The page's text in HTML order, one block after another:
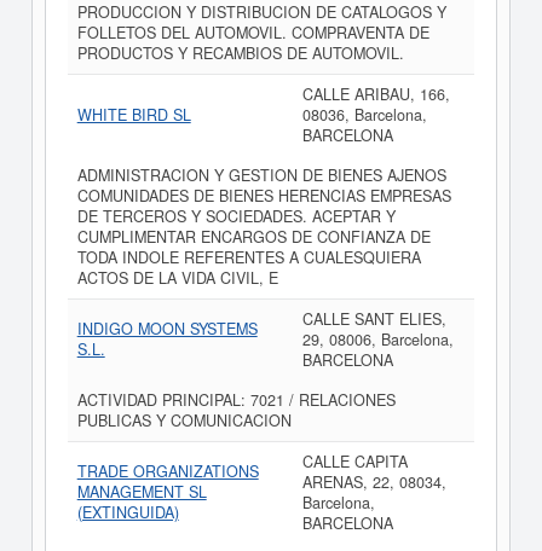
PRODUCCION Y DISTRIBUCION DE CATALOGOS Y
FOLLETOS DEL AUTOMOVIL. COMPRAVENTA DE
PRODUCTOS Y RECAMBIOS DE AUTOMOVIL.
WHITE BIRD SL
CALLE ARIBAU, 166,
08036, Barcelona,
BARCELONA
ADMINISTRACION Y GESTION DE BIENES AJENOS
COMUNIDADES DE BIENES HERENCIAS EMPRESAS
DE TERCEROS Y SOCIEDADES. ACEPTAR Y
CUMPLIMENTAR ENCARGOS DE CONFIANZA DE
TODA INDOLE REFERENTES A CUALESQUIERA
ACTOS DE LA VIDA CIVIL, E
INDIGO MOON SYSTEMS
S.L.
CALLE SANT ELIES,
29, 08006, Barcelona,
BARCELONA
ACTIVIDAD PRINCIPAL: 7021 / RELACIONES
PUBLICAS Y COMUNICACION
TRADE ORGANIZATIONS
MANAGEMENT SL
(EXTINGUIDA)
CALLE CAPITA
ARENAS, 22, 08034,
Barcelona,
BARCELONA